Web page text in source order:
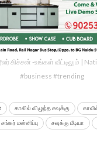
கிச்சன் -உங்கள் வீட்டிலும் |
#business #trending
காலில் விழுந்த சவுக்கு
சங்கர் மன்னிப்பு சவுக்கு மீடியா